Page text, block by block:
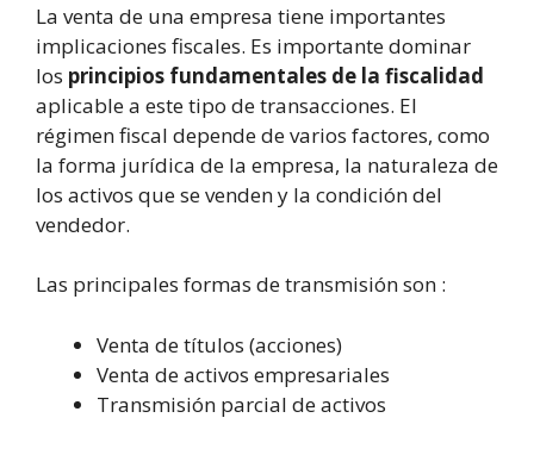
La venta de una empresa tiene importantes
implicaciones fiscales. Es importante dominar
los principios fundamentales de la fiscalidad
aplicable a este tipo de transacciones. El
régimen fiscal depende de varios factores, como
la forma jurídica de la empresa, la naturaleza de
los activos que se venden y la condición del
vendedor.
Las principales formas de transmisión son :
Venta de títulos (acciones)
Venta de activos empresariales
Transmisión parcial de activos